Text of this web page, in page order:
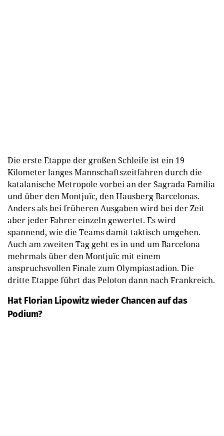
Die erste Etappe der großen Schleife ist ein 19
Kilometer langes Mannschaftszeitfahren durch die
katalanische Metropole vorbei an der Sagrada Família
und über den Montjuïc, den Hausberg Barcelonas.
Anders als bei früheren Ausgaben wird bei der Zeit
aber jeder Fahrer einzeln gewertet. Es wird
spannend, wie die Teams damit taktisch umgehen.
Auch am zweiten Tag geht es in und um Barcelona
mehrmals über den Montjuïc mit einem
anspruchsvollen Finale zum Olympiastadion. Die
dritte Etappe führt das Peloton dann nach Frankreich.
Hat Florian Lipowitz wieder Chancen auf das
Podium?